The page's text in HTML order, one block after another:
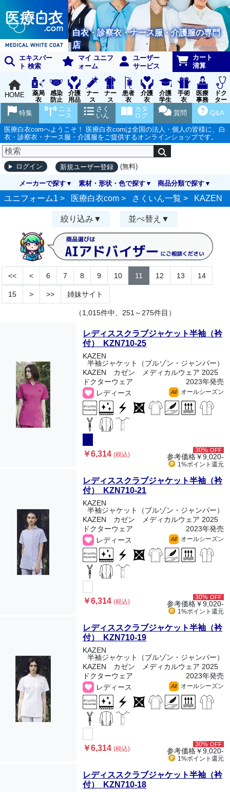
白衣・診察衣・ナース服・介護服の専門
店
エキスパー
ト 検索
マイ ユニフ
ォーム
ユーザー
サービス
カート
清算
HOME
薬局
衣
感染
防止
用品
介護
用品
ナー
ス
グッ
ズ
ナー
ス
ウェ
ア
患者
衣
介護
衣
介護
学生
実習
衣
手術
衣
医療
事務
受付
ドク
ター
ア
Q&A
質問
カタ
ログ
さく
いん
ニュ
ース
特集
医療白衣comへようこそ！ 医療白衣comは全国の法人・個人の皆様に、白
衣・診察衣・ナース服・介護服をご提供するオンラインショップです。
ログイン 新規ユーザー登録 (無料)
メーカーで探す 素材・形状・色で探す 商品分類で探す
ユニフォーム1 > 医療白衣com > さくいん一覧 > KAZEN
絞り込み 並べ替え
<< < 6 7 8 9 10 11 12 13 14
15 > >> 姉妹サイト
（1,015件中、251～275件目）
レディススクラブジャケット半袖（衿
付） KZN710-25
KAZEN
半袖ジャケット（ブルゾン・ジャンパー）
KAZEN カゼン メディカルウェア 2025
ドクターウェア
2023年発売
レディース
All オールシーズン
￥6,314(税込)
30% OFF
参考価格￥9,020-
1%ポイント 還元
レディススクラブジャケット半袖（衿
付） KZN710-21
KAZEN
半袖ジャケット（ブルゾン・ジャンパー）
KAZEN カゼン メディカルウェア 2025
ドクターウェア
2023年発売
レディース
All オールシーズン
￥6,314(税込)
30% OFF
参考価格￥9,020-
1%ポイント 還元
レディススクラブジャケット半袖（衿
付） KZN710-19
KAZEN
半袖ジャケット（ブルゾン・ジャンパー）
KAZEN カゼン メディカルウェア 2025
ドクターウェア
2023年発売
レディース
All オールシーズン
￥6,314(税込)
30% OFF
参考価格￥9,020-
1%ポイント 還元
レディススクラブジャケット半袖（衿
付） KZN710-18